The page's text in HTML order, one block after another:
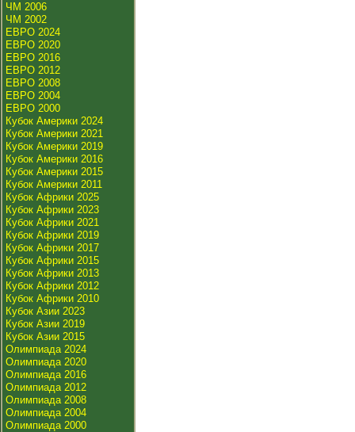
ЧМ 2006
ЧМ 2002
ЕВРО 2024
ЕВРО 2020
ЕВРО 2016
ЕВРО 2012
ЕВРО 2008
ЕВРО 2004
ЕВРО 2000
Кубок Америки 2024
Кубок Америки 2021
Кубок Америки 2019
Кубок Америки 2016
Кубок Америки 2015
Кубок Америки 2011
Кубок Африки 2025
Кубок Африки 2023
Кубок Африки 2021
Кубок Африки 2019
Кубок Африки 2017
Кубок Африки 2015
Кубок Африки 2013
Кубок Африки 2012
Кубок Африки 2010
Кубок Азии 2023
Кубок Азии 2019
Кубок Азии 2015
Олимпиада 2024
Олимпиада 2020
Олимпиада 2016
Олимпиада 2012
Олимпиада 2008
Олимпиада 2004
Олимпиада 2000